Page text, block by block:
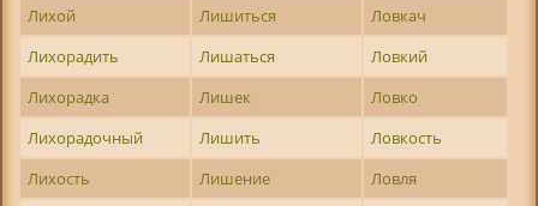
Лихой
Лишиться
Ловкач
Лихорадить
Лишаться
Ловкий
Лихорадка
Лишек
Ловко
Лихорадочный
Лишить
Ловкость
Лихость
Лишение
Ловля